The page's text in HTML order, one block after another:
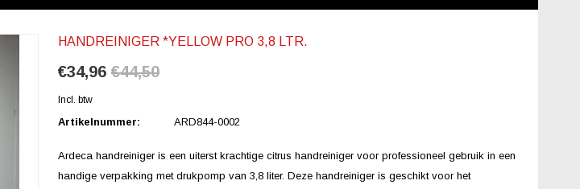
HANDREINIGER *YELLOW PRO 3,8 LTR.
€34,96 €44,50
Incl. btw
Artikelnummer: ARD844-0002
Ardeca handreiniger is een uiterst krachtige citrus handreiniger voor professioneel gebruik in een
handige verpakking met drukpomp van 3,8 liter. Deze handreiniger is geschikt voor het